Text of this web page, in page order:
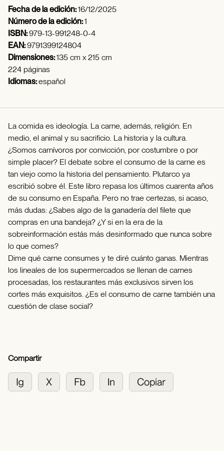
Fecha de la edición:16/12/2025
Número de la edición:1
ISBN:979-13-991248-0-4
EAN:9791399124804
Dimensiones:135 cm x 215 cm
224 páginas
Idiomas:español
La comida es ideología. La carne, además, religión. En
medio, el animal y su sacrificio. La historia y la cultura.
¿Somos carnívoros por convicción, por costumbre o por
simple placer? El debate sobre el consumo de la carne es
tan viejo como la historia del pensamiento. Plutarco ya
escribió sobre él. Este libro repasa los últimos cuarenta años
de su consumo en España. Pero no trae certezas, si acaso,
más dudas: ¿Sabes algo de la ganadería del filete que
compras en una bandeja? ¿Y si en la era de la
sobreinformación estás más desinformado que nunca sobre
lo que comes?
Dime qué carne consumes y te diré cuánto ganas. Mientras
los lineales de los supermercados se llenan de carnes
procesadas, los restaurantes más exclusivos sirven los
cortes más exquisitos. ¿Es el consumo de carne también una
cuestión de clase social?
Compartir